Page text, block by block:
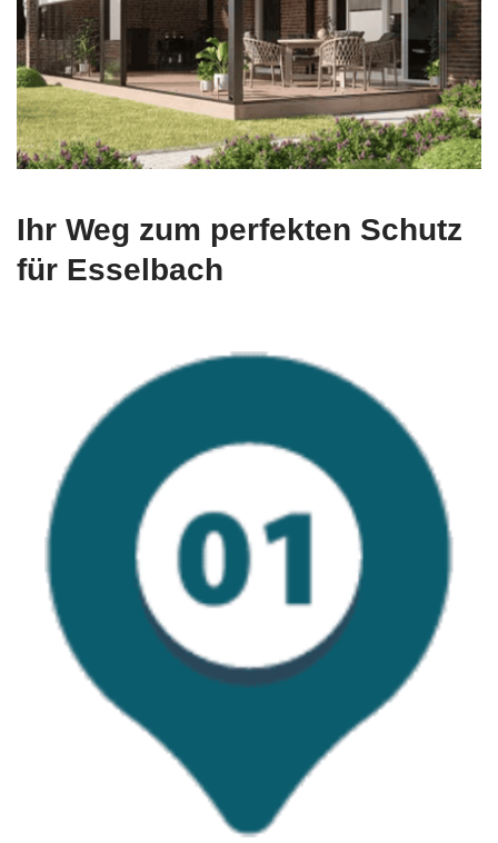
Ihr Weg zum perfekten Schutz
für Esselbach